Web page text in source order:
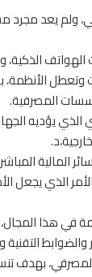
ولم يعد
الذكية،
وتعطل
المصرفية.
الذي يؤديه
المالية
الذي يجعل
في هذا
التقنية
بهدف